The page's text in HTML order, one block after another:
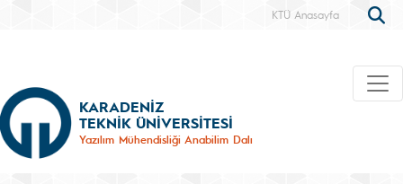
KTÜ Anasayfa
KARADENİZ
TEKNİK ÜNİVERSİTESİ
Yazılım Mühendisliği Anabilim Dalı